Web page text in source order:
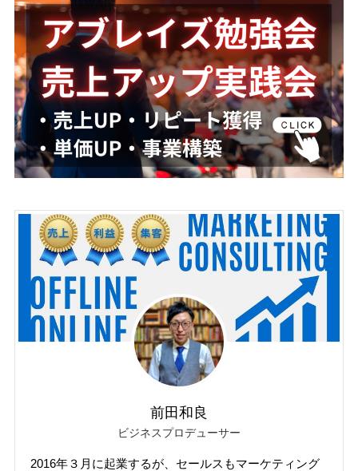
前田和良
ビジネスプロデューサー
2016年３月に起業するが、セールスもマーケティング